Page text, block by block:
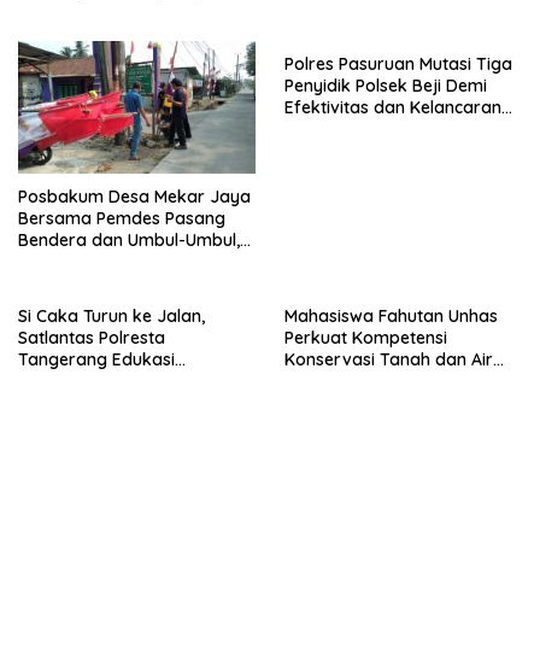
Posbakum Desa Mekar Jaya
Bersama Pemdes Pasang
Bendera dan Umbul-Umbul,
Kebangsaan
Polres Pasuruan Mutasi Tiga
Penyidik Polsek Beji Demi
Efektivitas dan Kelancaran
Si Caka Turun ke Jalan,
Satlantas Polresta
Tangerang Edukasi
Mahasiswa Fahutan Unhas
Perkuat Kompetensi
Konservasi Tanah dan Air